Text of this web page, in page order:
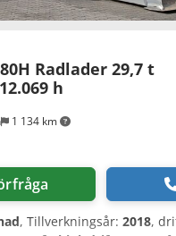
1 134 km
Radlader 29,7 t
h
, Tillverkningsår: 2018,